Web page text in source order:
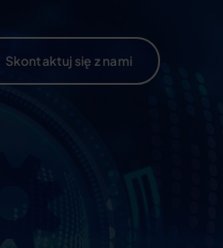
Skontaktuj się z nami